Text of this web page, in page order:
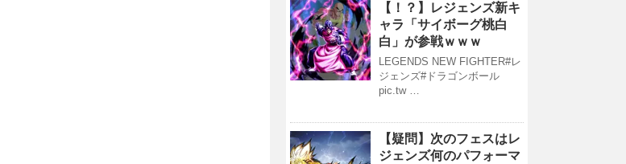
【！？】レジェンズ新キ
ャラ「サイボーグ桃白
白」が参戦ｗｗｗ
LEGENDS NEW FIGHTER#レ
ジェンズ#ドラゴンボール
pic.tw …
【疑問】次のフェスはレ
ジェンズ何のパフォーマ